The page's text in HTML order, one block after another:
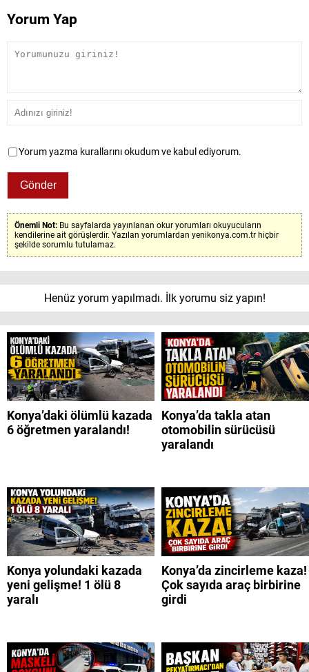
Yorum Yap
Yorum yazma kurallarını okudum ve kabul ediyorum.
Önemli Not: Bu sayfalarda yayınlanan okur yorumları okuyucuların
kendilerine ait görüşlerdir. Yazılan yorumlardan yenikonya.com.tr hiçbir
şekilde sorumlu tutulamaz.
Henüz yorum yapılmadı. İlk yorumu siz yapın!
Konya’daki ölümlü kazada
6 öğretmen yaralandı!
Konya’da takla atan
otomobilin sürücüsü
yaralandı
Konya yolundaki kazada
yeni gelişme! 1 ölü 8
yaralı
Konya’da zincirleme kaza!
Çok sayıda araç birbirine
girdi